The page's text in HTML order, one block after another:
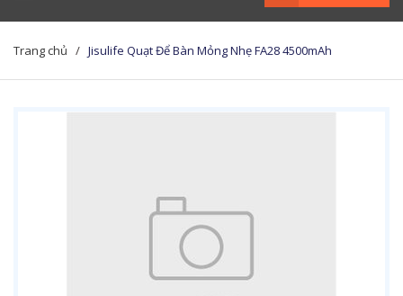
Trang chủ / Jisulife Quạt Để Bàn Mỏng Nhẹ FA28 4500mAh